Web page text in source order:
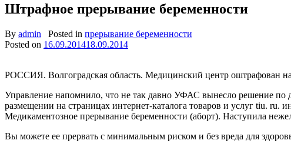
Штрафное прерывание беременности
By admin Posted in прерывание беременности
Posted on 16.09.201418.09.2014
РОССИЯ. Волгоградская область. Медицинский центр оштрафован
Управление напомнило, что не так давно УФАС вынесло решение по
размещении на страницах интернет-каталога товаров и услуг tiu.
Медикаментозное прерывание беременности (аборт). Наступила
Вы можете ее прервать с минимальным риском и без вреда для